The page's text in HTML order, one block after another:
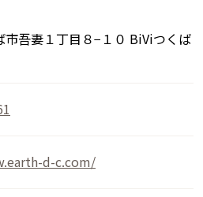
市吾妻１丁目８−１０ BiViつくば
d-c.com/